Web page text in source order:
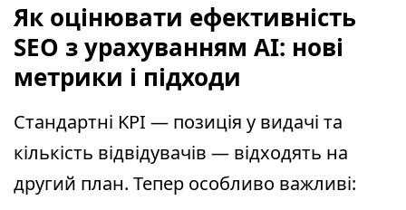
Як оцінювати ефективність
SEO з урахуванням AI: нові
метрики і підходи
Стандартні KPI — позиція у видачі та
кількість відвідувачів — відходять на
другий план. Тепер особливо важливі: